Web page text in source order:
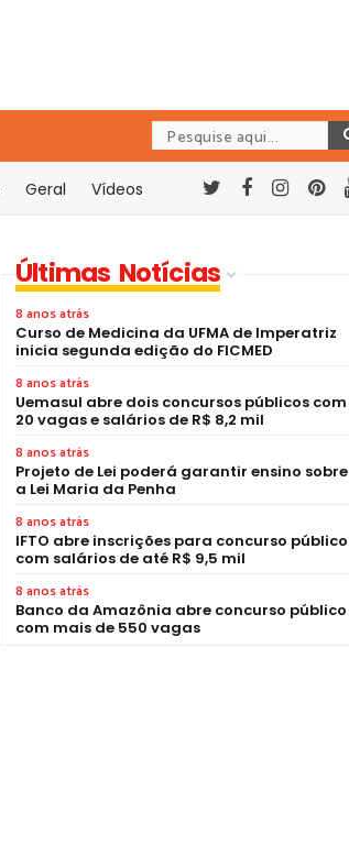
Geral Vídeos
Últimas Notícias
8 anos atrás
Curso de Medicina da UFMA de Imperatriz
inicia segunda edição do FICMED
8 anos atrás
Uemasul abre dois concursos públicos com
20 vagas e salários de R$ 8,2 mil
8 anos atrás
Projeto de Lei poderá garantir ensino sobre
a Lei Maria da Penha
8 anos atrás
IFTO abre inscrições para concurso público
com salários de até R$ 9,5 mil
8 anos atrás
Banco da Amazônia abre concurso público
com mais de 550 vagas